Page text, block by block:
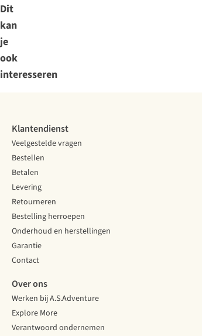
Dit
kan
je
ook
interesseren
Klantendienst
Veelgestelde vragen
Bestellen
Betalen
Levering
Retourneren
Bestelling herroepen
Onderhoud en herstellingen
Garantie
Contact
Over ons
Werken bij A.S.Adventure
Explore More
Verantwoord ondernemen